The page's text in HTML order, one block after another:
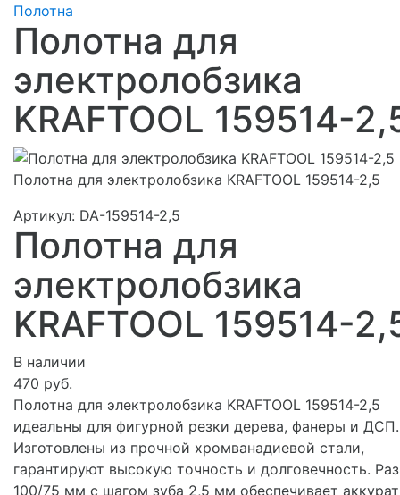
Полотна
Полотна для
электролобзика
KRAFTOOL 159514-
Полотна для электролобзика KRAFTOOL 159514-2,5
Артикул: DA-159514-2,5
Полотна для
электролобзика
KRAFTOOL 159514-
В наличии
470 руб.
Полотна для электролобзика KRAFTOOL 159514-2,5
идеальны для фигурной резки дерева, фанеры и ДСП.
Изготовлены из прочной хромванадиевой стали,
гарантируют высокую точность и долговечность.
100/75 мм с шагом зуба 2,5 мм обеспечивает